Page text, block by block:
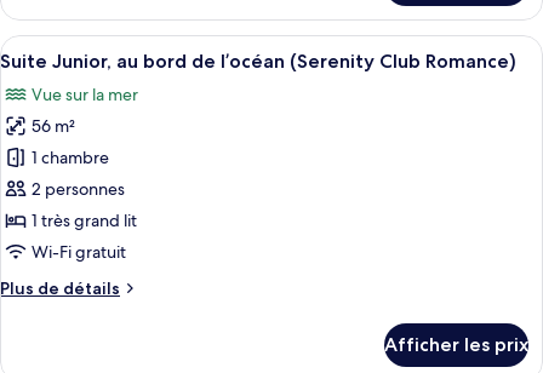
Suite
Ocean
Front
Serenity
Club
Junior
Ocean
Front
Afficher
toutes
les
photos
pour
ce
type
de
chambre :
Suite
Une chambre d’hôtel moderne
7
Suite Junior, au bord de l’océan (Serenity Club Romance)
Vue sur la mer
56 m²
1 chambre
2 personnes
1 très grand lit
Wi-Fi gratuit
Plus de détails
Plus
Afficher les prix